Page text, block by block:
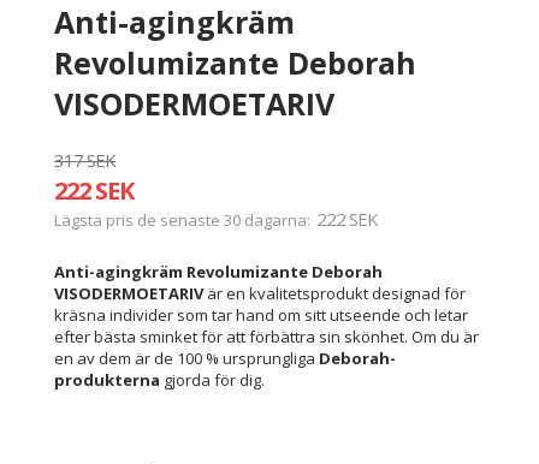
Anti-agingkräm
Revolumizante Deborah
VISODERMOETARIV
317 SEK
222 SEK
Lägsta pris de senaste 30 dagarna 222 SEK
Anti-agingkräm Revolumizante Deborah
VISODERMOETARIVär en kvalitetsprodukt designad för
kräsna individer som tar hand om sitt utseende och letar
efter bästa sminket för att förbättra sin skönhet. Om du är
en av dem är de 100 % ursprungliga Deborah-
produkterna gjorda för dig.